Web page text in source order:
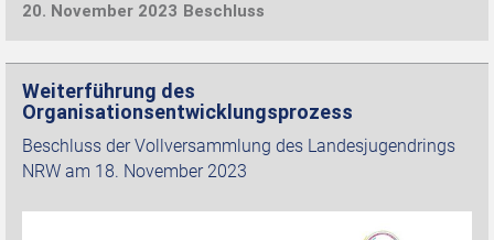
20. November 2023 Beschluss
Weiterführung des
Organisationsentwicklungsprozess
Beschluss der Vollversammlung des Landesjugendrings
NRW am 18. November 2023